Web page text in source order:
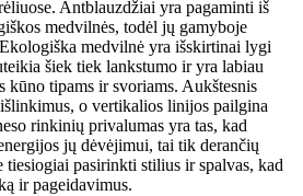
Antblauzdžiai yra pagaminti iš
medvilnės, todėl jų gamyboje
medvilnė yra išskirtinai lygi
šiek tiek lankstumo ir yra labiau
kūno tipams ir svoriams. Aukštesnis
o vertikalios linijos pailgina
rinkinių privalumas yra tas, kad
jų dėvėjimui, tai tik derančių
pasirinkti stilius ir spalvas, kad
ir pageidavimus.